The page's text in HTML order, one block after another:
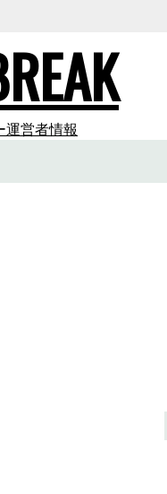
運営者情報